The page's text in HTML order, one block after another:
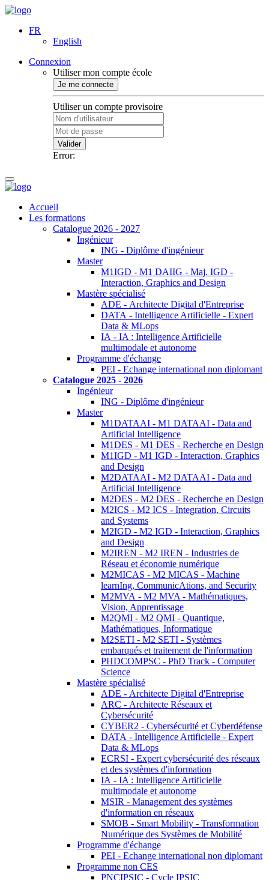
FR
English
Connexion
Utiliser mon compte école
Je me connecte
Utiliser un compte provisoire
Valider
Error:
Accueil
Les formations
Catalogue 2026 - 2027
Ingénieur
ING - Diplôme d'ingénieur
Master
M1IGD - M1 DAIIG - Maj. IGD -
Interaction, Graphics and Design
Mastère spécialisé
ADE - Architecte Digital d'Entreprise
DATA - Intelligence Artificielle - Expert
Data & MLops
IA - IA : Intelligence Artificielle
multimodale et autonome
Programme d'échange
PEI - Echange international non diplomant
Catalogue 2025 - 2026
Ingénieur
ING - Diplôme d'ingénieur
Master
M1DATAAI - M1 DATAAI - Data and
Artificial Intelligence
M1DES - M1 DES - Recherche en Design
M1IGD - M1 IGD - Interaction, Graphics
and Design
M2DATAAI - M2 DATAAI - Data and
Artificial Intelligence
M2DES - M2 DES - Recherche en Design
M2ICS - M2 ICS - Integration, Circuits
and Systems
M2IGD - M2 IGD - Interaction, Graphics
and Design
M2IREN - M2 IREN - Industries de
Réseau et économie numérique
M2MICAS - M2 MICAS - Machine
learnIng, CommunicAtions, and Security
M2MVA - M2 MVA - Mathématiques,
Vision, Apprentissage
M2QMI - M2 QMI - Quantique,
Mathématiques, Informatique
M2SETI - M2 SETI - Systèmes
embarqués et traitement de l'information
PHDCOMPSC - PhD Track - Computer
Science
Mastère spécialisé
ADE - Architecte Digital d'Entreprise
ARC - Architecte Réseaux et
Cybersécurité
CYBER2 - Cybersécurité et Cyberdéfense
DATA - Intelligence Artificielle - Expert
Data & MLops
ECRSI - Expert cybersécurité des réseaux
et des systèmes d'information
IA - IA : Intelligence Artificielle
multimodale et autonome
MSIR - Management des systèmes
d'information en réseaux
SMOB - Smart Mobility - Transformation
Numérique des Systèmes de Mobilité
Programme d'échange
PEI - Echange international non diplomant
Programme non CES
PNCIPSIC - Cycle IPSIC